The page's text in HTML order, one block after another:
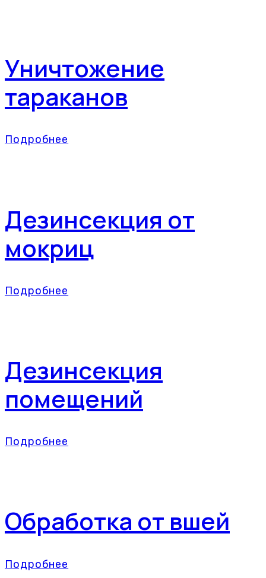
Уничтожение
тараканов
Подробнее
Дезинсекция от
мокриц
Подробнее
Дезинсекция
помещений
Подробнее
Обработка от вшей
Подробнее